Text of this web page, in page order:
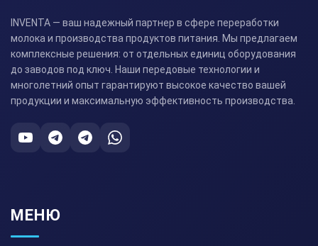
INVENTA — ваш надежный партнер в сфере переработки
молока и производства продуктов питания. Мы предлагаем
комплексные решения: от отдельных единиц оборудования
до заводов под ключ. Наши передовые технологии и
многолетний опыт гарантируют высокое качество вашей
продукции и максимальную эффективность производства.
МЕНЮ